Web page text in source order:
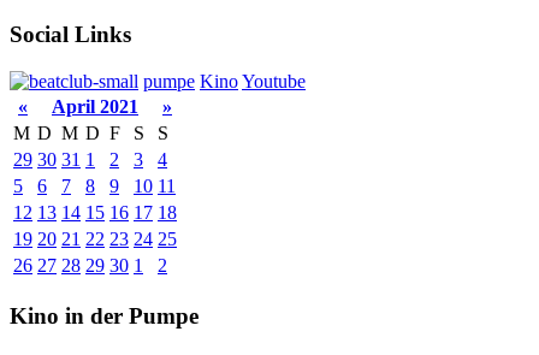
Social Links
pumpe KinoYoutube
«
April 2021
»
M D M D F S
S
29 30 31 1 2 3
4
5
6 7 8 9 10 11
12 13 14 15 16 17 18
19 20 21 22 23 24 25
26 27 28 29 30 1 2
Kino in der Pumpe